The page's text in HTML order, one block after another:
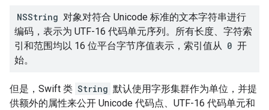
NSString 对象对符合 Unicode 标准的文本字符串进行
编码，表示为 UTF-16 代码单元序列。所有长度、字符索
引和范围均以 16 位平台字节序值表示，索引值从 0 开
始。
但是，Swift 类 String 默认使用字形集群作为单位，并提
供额外的属性来公开 Unicode 代码点、UTF-16 代码单元和